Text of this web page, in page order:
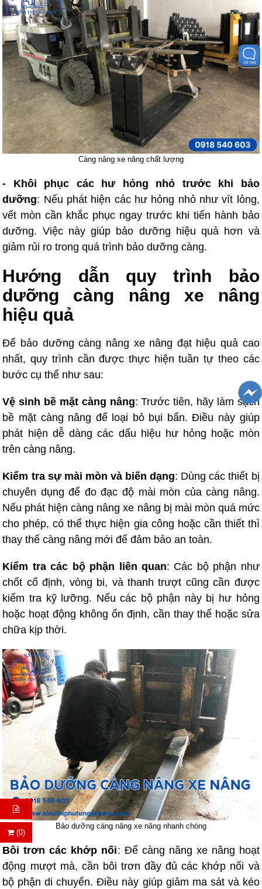
(0)
Càng nâng xe nâng chất lượng
- Khôi phục các hư hỏng nhỏ trước khi bảo
dưỡng: Nếu phát hiện các hư hỏng nhỏ như vít lỏng,
vết mòn cần khắc phục ngay trước khi tiến hành bảo
dưỡng. Việc này giúp bảo dưỡng hiệu quả hơn và
giảm rủi ro trong quá trình bảo dưỡng càng.
Hướng dẫn quy trình bảo
dưỡng càng nâng xe nâng
hiệu quả
Để bảo dưỡng càng nâng xe nâng đạt hiệu quả cao
nhất, quy trình cần được thực hiện tuần tự theo các
bước cụ thể như sau:
Vệ sinh bề mặt càng nâng: Trước tiên, hãy làm sạch
bề mặt càng nâng để loại bỏ bụi bẩn. Điều này giúp
phát hiện dễ dàng các dấu hiệu hư hỏng hoặc mòn
trên càng nâng.
Kiểm tra sự mài mòn và biến dạng: Dùng các thiết bị
chuyên dụng để đo đạc độ mài mòn của càng nâng.
Nếu phát hiện càng nâng xe nâng bị mài mòn quá mức
cho phép, có thể thực hiện gia công hoặc cần thiết thì
thay thế càng nâng mới để đảm bảo an toàn.
Kiểm tra các bộ phận liên quan: Các bộ phận như
chốt cố định, vòng bi, và thanh trượt cũng cần được
kiểm tra kỹ lưỡng. Nếu các bộ phận này bị hư hỏng
hoặc hoạt động không ổn định, cần thay thế hoặc sửa
chữa kịp thời.
Bảo dưỡng càng nâng xe nâng nhanh chóng
Bôi trơn các khớp nối: Để càng nâng xe nâng hoạt
động mượt mà, cần bôi trơn đầy đủ các khớp nối và
bộ phận di chuyển. Điều này giúp giảm ma sát và kéo